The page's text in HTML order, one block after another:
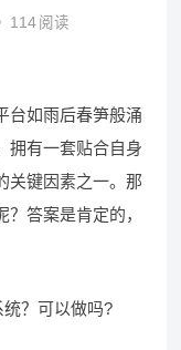
114 阅读
台如雨后春笋般涌
拥有一套贴合自身
关键因素之一。那
答案是肯定的，